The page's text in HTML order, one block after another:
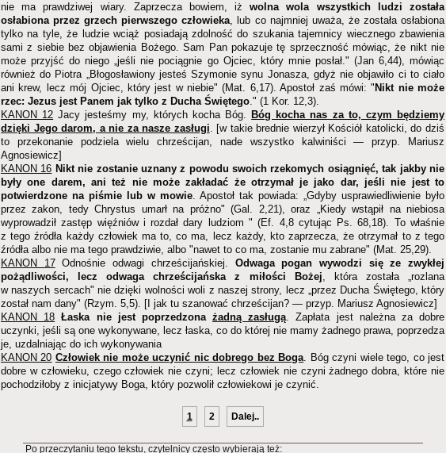
nie ma prawdziwej wiary. Zaprzecza bowiem, iżwolna wola wszystkich ludzi została
osłabiona przez grzech pierwszego człowieka, lub co najmniej uważa, że została osłabiona
tylko na tyle, że ludzie wciąż posiadają zdolność do szukania tajemnicy wiecznego zbawienia
sami z siebie bez objawienia Bożego. Sam Pan pokazuje tę sprzeczność mówiąc, że nikt nie
może przyjść do niego „jeśli nie pociągnie go Ojciec, który mnie posłał." (Jan 6,44), mówiąc
również do Piotra „Błogosławiony jesteś Szymonie synu Jonasza, gdyż nie objawiło ci to ciało
ani krew, lecz mój Ojciec, który jest w niebie" (Mat. 6,17). Apostoł zaś mówi: " Nikt nie może
rzec: Jezus jest Panem jak tylko z Ducha Świętego." (1 Kor. 12,3).
KANON 12 Jacy jesteśmy my, których kocha Bóg. Bóg kocha nas za to, czym będziemy
dzięki Jego darom, a nie za nasze zasługi. [w takie brednie wierzył Kościół katolicki, do dziś
to przekonanie podziela wielu chrześcijan, nade wszystko kalwiniści — przyp. Mariusz
Agnosiewicz]
KANON 16 Nikt nie zostanie uznany z powodu swoich rzekomych osiągnięć, tak jakby nie
były one darem, ani też nie może zakładać że otrzymał je jako dar, jeśli nie jest to
potwierdzone na piśmie lub w mowie. Apostoł tak powiada: „Gdyby usprawiedliwienie było
przez zakon, tedy Chrystus umarł na próżno" (Gal. 2,21), oraz „Kiedy wstąpił na niebiosa
wyprowadził zastęp więźniów i rozdał dary ludziom " (Ef. 4,8 cytując Ps. 68,18). To właśnie
z tego źródła każdy człowiek ma to, co ma, lecz każdy, kto zaprzecza, że otrzymał to z tego
źródła albo nie ma tego prawdziwie, albo "nawet to co ma, zostanie mu zabrane" (Mat. 25,29).
KANON 17Odnośnie odwagi chrześcijańskiej. Odwaga pogan wywodzi się ze zwykłej
pożądliwości, lecz odwaga chrześcijańska z miłości Bożej, która została „rozlana
w naszych sercach" nie dzięki wolności woli z naszej strony, lecz „przez Ducha Świętego, który
został nam dany" (Rzym. 5,5). [I jak tu szanować chrześcijan? — przyp. Mariusz Agnosiewicz]
KANON 18 Łaska nie jest poprzedzonażadną zasługą. Zapłata jest należna za dobre
uczynki, jeśli są one wykonywane, lecz łaska, co do której nie mamy żadnego prawa, poprzedza
je, uzdalniając do ich wykonywania
KANON 20 Człowiek nie może uczynić nic dobrego bez Boga. Bóg czyni wiele tego, co jest
dobre w człowieku, czego człowiek nie czyni; lecz człowiek nie czyni żadnego dobra, które nie
pochodziłoby z inicjatywy Boga, który pozwolił człowiekowi je czynić.
1 2 Dalej..
Po przeczytaniu tego tekstu, czytelnicy często wybierają też: